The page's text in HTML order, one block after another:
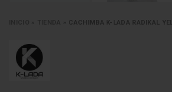
CACHIMBA K-LADA RADIKAL